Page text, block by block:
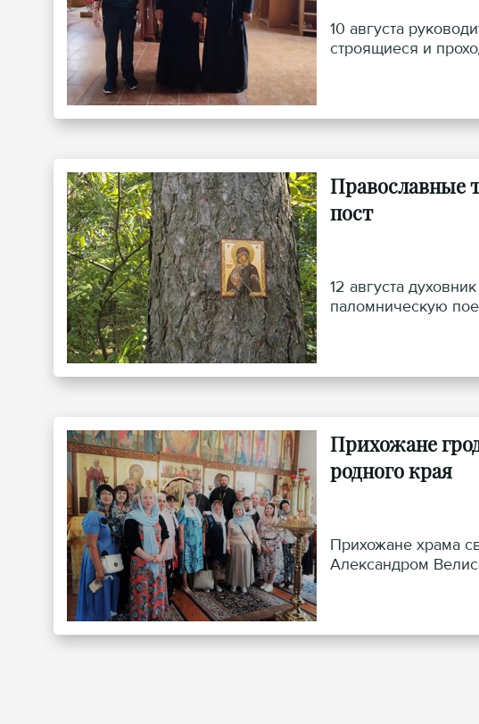
10 августа
строящиеся и
Православные
пост
12 августа
паломническую
Прихожане
родного края
Прихожане храма
Александром